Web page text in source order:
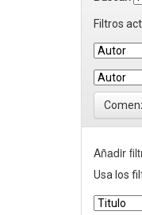
Filtros
Añadir
Usa los